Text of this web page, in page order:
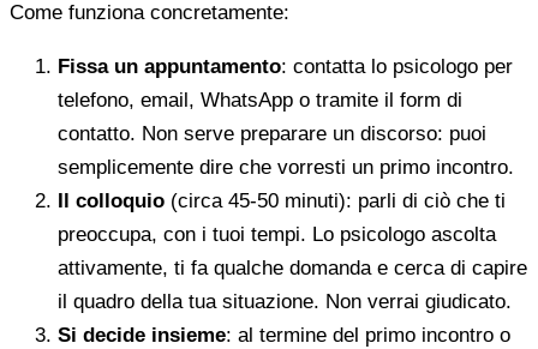
Come funziona concretamente:
Fissa un appuntamento: contatta lo psicologo per
telefono, email, WhatsApp o tramite il form di
contatto. Non serve preparare un discorso: puoi
semplicemente dire che vorresti un primo incontro.
Il colloquio (circa 45-50 minuti): parli di ciò che ti
preoccupa, con i tuoi tempi. Lo psicologo ascolta
attivamente, ti fa qualche domanda e cerca di capire
il quadro della tua situazione. Non verrai giudicato.
Si decide insieme: al termine del primo incontro o